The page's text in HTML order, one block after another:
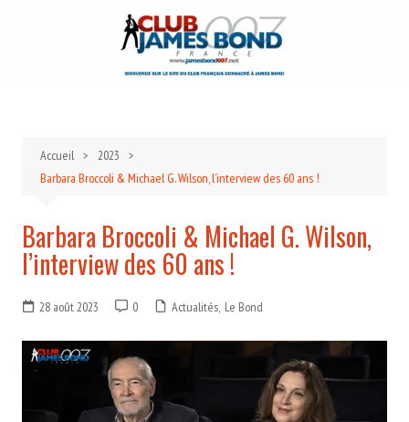
Accueil
2023
Barbara Broccoli & Michael G. Wilson, l’interview des 60 ans !
Barbara Broccoli & Michael G. Wilson,
l’interview des 60 ans !
28 août 2023 0 Actualités, Le Bond